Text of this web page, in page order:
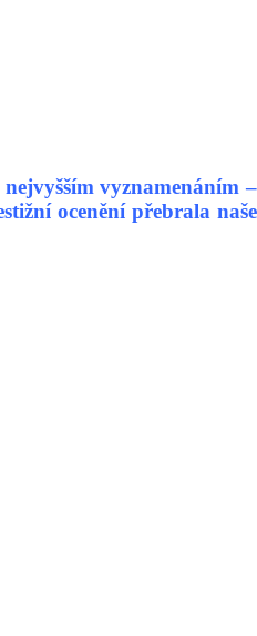
vyznamenáním –
ocenění přebrala naše